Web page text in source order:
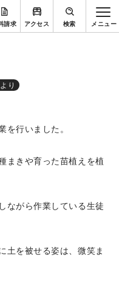
請求 アクセス 検索
り
を行いました。
まきや育った苗植えを植
ながら作業している生徒
土を被せる姿は、微笑ま